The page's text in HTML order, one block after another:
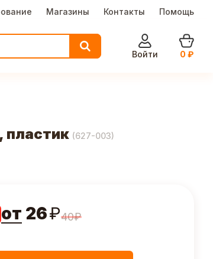
Магазины Контакты Помощь
Войти
0 ₽
пластик (627-003)
от 26₽40₽